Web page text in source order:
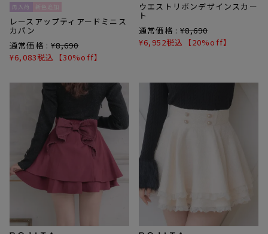
再入荷 新色追加
レースアップティアードミニス
カパン
通常価格 : ¥8,690
¥6,083税込 【30%off】
ウエストリボンデザインスカー
ト
通常価格 : ¥8,690
¥6,952税込 【20%off】